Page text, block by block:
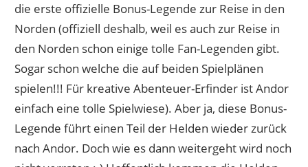
die erste offizielle Bonus-Legende zur Reise in den
Norden (offiziell deshalb, weil es auch zur Reise in
den Norden schon einige tolle Fan-Legenden gibt.
Sogar schon welche die auf beiden Spielplänen
spielen!!! Für kreative Abenteuer-Erfinder ist Andor
einfach eine tolle Spielwiese). Aber ja, diese Bonus-
Legende führt einen Teil der Helden wieder zurück
nach Andor. Doch wie es dann weitergeht wird noch